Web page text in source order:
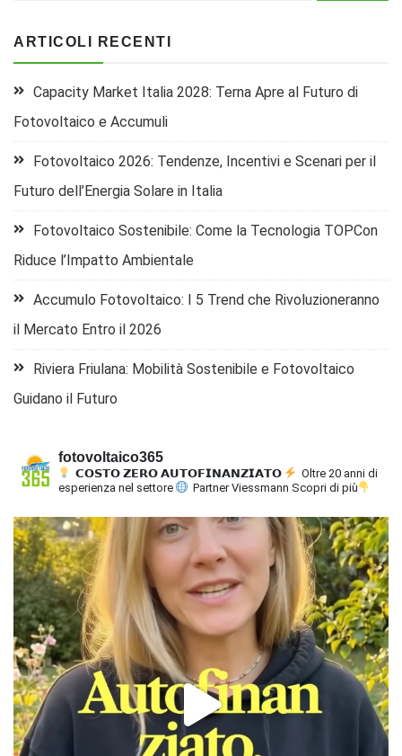
ARTICOLI RECENTI
Capacity Market Italia 2028: Terna Apre al Futuro di
Fotovoltaico e Accumuli
Fotovoltaico 2026: Tendenze, Incentivi e Scenari per il
Futuro dell’Energia Solare in Italia
Fotovoltaico Sostenibile: Come la Tecnologia TOPCon
Riduce l’Impatto Ambientale
Accumulo Fotovoltaico: I 5 Trend che Rivoluzioneranno
il Mercato Entro il 2026
Riviera Friulana: Mobilità Sostenibile e Fotovoltaico
Guidano il Futuro
fotovoltaico365
𝗖𝗢𝗦𝗧𝗢 𝗭𝗘𝗥𝗢 𝗔𝗨𝗧𝗢𝗙𝗜𝗡𝗔𝗡𝗭𝗜𝗔𝗧𝗢
Oltre 20 anni di
esperienza nel settore
Partner Viessmann Scopri di più